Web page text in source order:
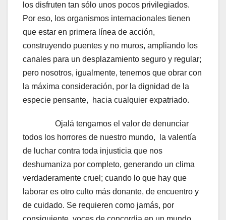
los disfruten tan sólo unos pocos privilegiados.
Por eso, los organismos internacionales tienen
que estar en primera línea de acción,
construyendo puentes y no muros, ampliando los
canales para un desplazamiento seguro y regular;
pero nosotros, igualmente, tenemos que obrar con
la máxima consideración, por la dignidad de la
especie pensante, hacia cualquier expatriado.
Ojalá tengamos el valor de denunciar
todos los horrores de nuestro mundo, la valentía
de luchar contra toda injusticia que nos
deshumaniza por completo, generando un clima
verdaderamente cruel; cuando lo que hay que
laborar es otro culto más donante, de encuentro y
de cuidado. Se requieren como jamás, por